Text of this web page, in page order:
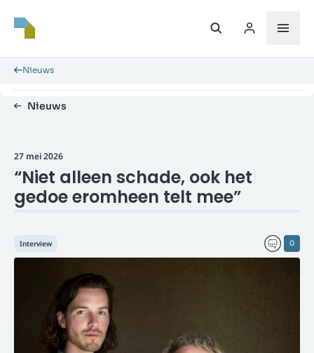
Nieuws
Nieuws
27 mei 2026
“Niet alleen schade, ook het
gedoe eromheen telt mee”
0
Interview